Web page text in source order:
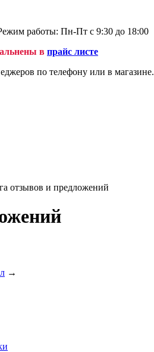
работы: Пн-Пт с 9:30 до 18:00
в прайс листе
по телефону или в магазине.
отзывов и предложений
→